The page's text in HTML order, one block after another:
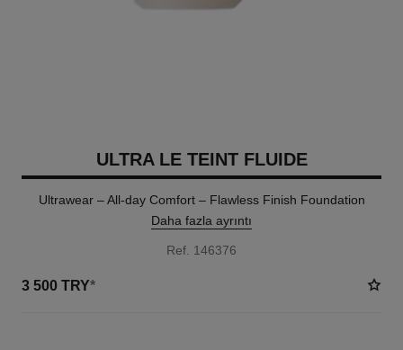
ULTRA LE TEINT FLUIDE
Ultrawear – All-day Comfort – Flawless Finish Foundation
Daha fazla ayrıntı
Ref. 146376
3 500 TRY*